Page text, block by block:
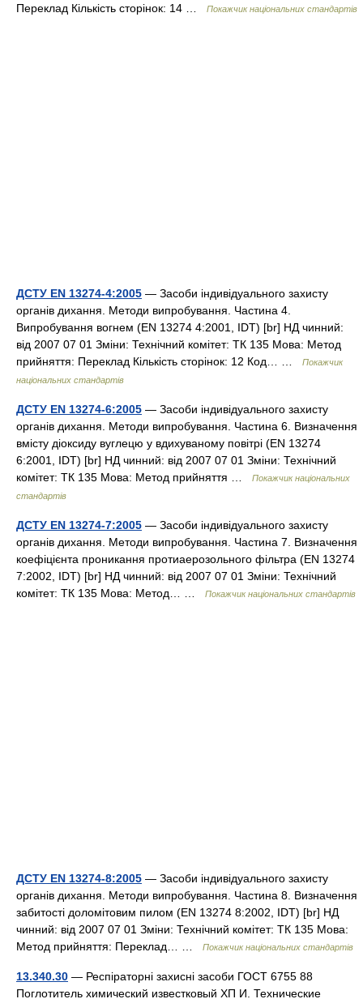
Переклад Кількість сторінок: 14 … Покажчик національних стандартів
ДСТУ EN 13274-4:2005 — Засоби індивідуального захисту
органів дихання. Методи випробування. Частина 4.
Випробування вогнем (EN 13274 4:2001, IDT) [br] НД чинний:
від 2007 07 01 Зміни: Технічний комітет: ТК 135 Мова: Метод
прийняття: Переклад Кількість сторінок: 12 Код… …
Покажчик
національних стандартів
ДСТУ EN 13274-6:2005 — Засоби індивідуального захисту
органів дихання. Методи випробування. Частина 6. Визначення
вмісту діоксиду вуглецю у вдихуваному повітрі (EN 13274
6:2001, IDT) [br] НД чинний: від 2007 07 01 Зміни: Технічний
комітет: ТК 135 Мова: Метод прийняття …
Покажчик національних
стандартів
ДСТУ EN 13274-7:2005 — Засоби індивідуального захисту
органів дихання. Методи випробування. Частина 7. Визначення
коефіцієнта проникання протиаерозольного фільтра (EN 13274
7:2002, IDT) [br] НД чинний: від 2007 07 01 Зміни: Технічний
комітет: ТК 135 Мова: Метод… …
Покажчик національних стандартів
ДСТУ EN 13274-8:2005 — Засоби індивідуального захисту
органів дихання. Методи випробування. Частина 8. Визначення
забитості доломітовим пилом (EN 13274 8:2002, IDT) [br] НД
чинний: від 2007 07 01 Зміни: Технічний комітет: ТК 135 Мова:
Метод прийняття: Переклад… …
Покажчик національних стандартів
13.340.30 — Респіраторні захисні засоби ГОСТ 6755 88
Поглотитель химический известковый ХП И. Технические